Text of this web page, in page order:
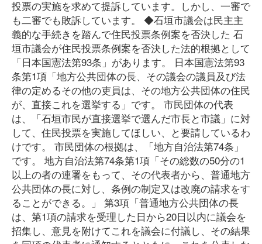
投票の実施を求めて提訴しています。しかし、一審で
も二審でも敗訴しています。 ◆石垣市議会は民主主
義的な手続きを踏んで住民投票条例案を否決した 石
垣市議会が住民投票条例案を否決した法的根拠として
「日本国憲法第93条」があります。 日本国憲法第93
条第1項「地方公共団体の長、その議会の議員及び法
律の定めるその他の吏員は、その地方公共団体の住民
が、直接これを選挙する」です。 市民団体の代表
は、「石垣市民が直接選挙で選んだ市長と市議」に対
して、住民投票を実施してほしい、と要請しているわ
けです。 市民団体の根拠は、「地方自治法第74条」
です。 地方自治法第74条第1項「その総数の50分の1
以上の者の連署をもって、その代表者から、普通地方
公共団体の長に対し、条例の制定又は改廃の請求をす
ることができる。」 第3項「普通地方公共団体の長
は、第1項の請求を受理した日から20日以内に議会を
招集し、意見を附けてこれを議会に付議し、その結果